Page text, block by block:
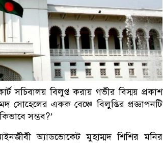
সচিবালয় বিলুপ্ত করায় গভীর বিস্ময় প্রকাশ
সোহেলের একক বেঞ্চে বিলুপ্তির প্রজ্ঞাপনটি
সম্ভব?’
অ্যাডভোকেট মুহাম্মদ শিশির মনির